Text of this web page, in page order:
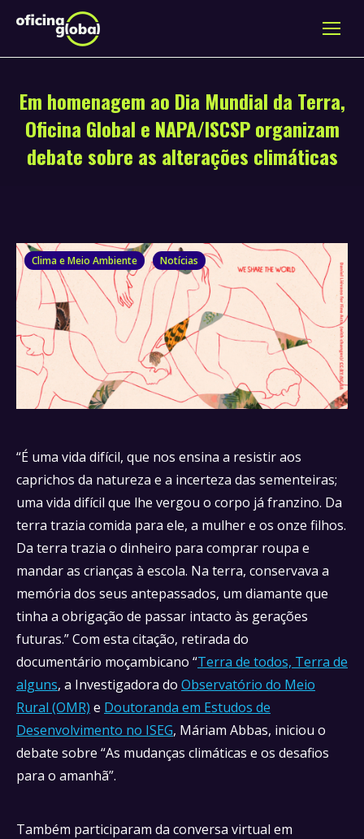
Em homenagem ao Dia Mundial da Terra,
Oficina Global e NAPA/ISCSP organizam
debate sobre as alterações climáticas
Clima e Meio Ambiente Notícias
“É uma vida difícil, que nos ensina a resistir aos
caprichos da natureza e a incerteza das sementeiras;
uma vida difícil que lhe vergou o corpo já franzino. Da
terra trazia comida para ele, a mulher e os onze filhos.
Da terra trazia o dinheiro para comprar roupa e
mandar as crianças à escola. Na terra, conservava a
memória dos seus antepassados, um diamante que
tinha a obrigação de passar intacto às gerações
futuras.” Com esta citação, retirada do
documentário moçambicano “Terra de todos, Terra de
alguns, a Investigadora do Observatório do Meio
Rural (OMR) e Doutoranda em Estudos de
Desenvolvimento no ISEG, Máriam Abbas, iniciou o
debate sobre “As mudanças climáticas e os desafios
para o amanhã”.
Também participaram da conversa virtual em